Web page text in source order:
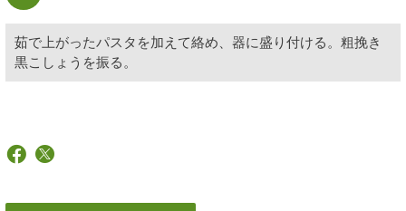
茹で上がったパスタを加えて絡め、器に盛り付ける。粗挽き
黒こしょうを振る。